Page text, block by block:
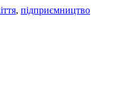
, підприємництво